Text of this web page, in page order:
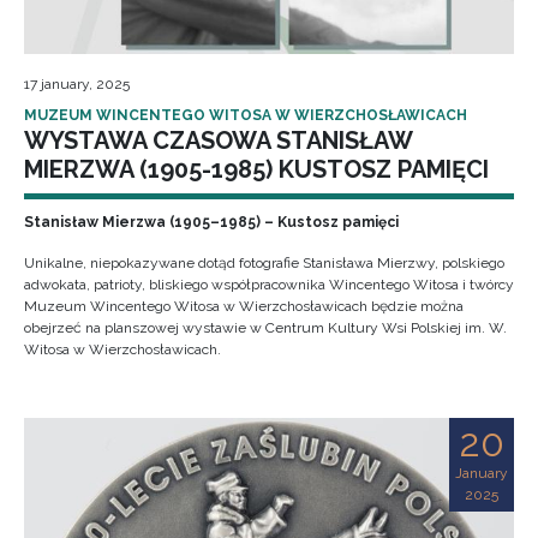
17 january, 2025
MUZEUM WINCENTEGO WITOSA W WIERZCHOSŁAWICACH
WYSTAWA CZASOWA STANISŁAW
MIERZWA (1905-1985) KUSTOSZ PAMIĘCI
Stanisław Mierzwa (1905–1985) – Kustosz pamięci
Unikalne, niepokazywane dotąd fotografie Stanisława Mierzwy, polskiego
adwokata, patrioty, bliskiego współpracownika Wincentego Witosa i twórcy
Muzeum Wincentego Witosa w Wierzchosławicach będzie można
obejrzeć na planszowej wystawie w Centrum Kultury Wsi Polskiej im. W.
Witosa w Wierzchosławicach.
20
January
2025